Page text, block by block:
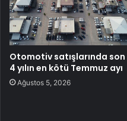
Otomotiv satışlarında son
4 yılın en kötü Temmuz ayı
Ağustos 5, 2026